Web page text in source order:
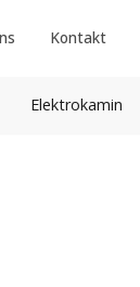
Kontakt
Elektrokamin